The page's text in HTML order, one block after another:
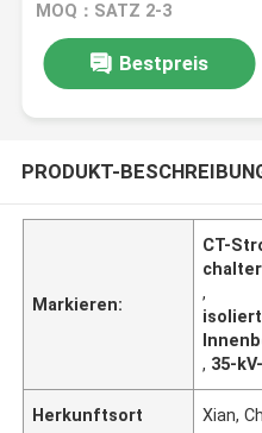
MOQ：SATZ 2-3
Bestpreis
PRODUKT-
Markieren:
CT-
chalter
,
, 35-
Herkunftsort Xian,